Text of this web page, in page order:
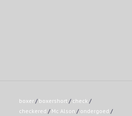
boxer / boxershort / check /
checkered / Mc Alson / ondergoed /